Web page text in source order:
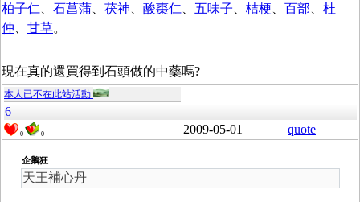
柏子仁、 石菖蒲、 茯神、 酸棗仁、 五味子、 桔梗、 百部、 杜
仲、 甘草。
現在真的還買得到石頭做的中藥嗎?
本人已不在此站活動
6
0 0 2009-05-01 quote
企鵝狂
天王補心丹